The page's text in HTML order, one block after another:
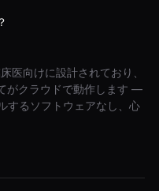
医向けに設計されており、
がクラウドで動作します —
するソフトウェアなし、心